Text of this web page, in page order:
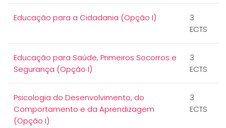
Educação para a Cidadania (Opção I)
3
ECTS
Educação para Saúde, Primeiros Socorros e
Segurança (Opção I)
3
ECTS
Psicologia do Desenvolvimento, do
Comportamento e da Aprendizagem
(Opção I)
3
ECTS